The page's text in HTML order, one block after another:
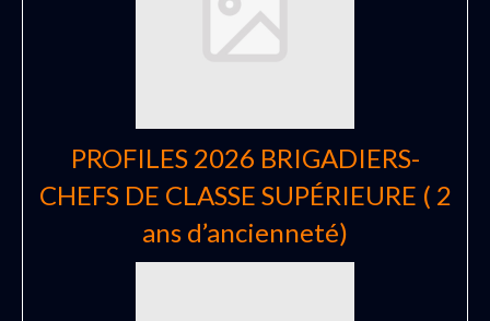
PROFILES 2026 BRIGADIERS-
CHEFS DE CLASSE SUPÉRIEURE ( 2
ans d’ancienneté)